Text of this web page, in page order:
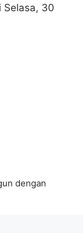
Selasa, 30
dengan